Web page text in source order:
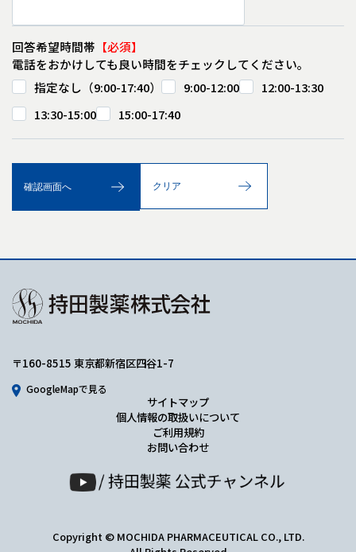
回答希望時間帯
電話をおかけしても良い時間をチェックしてください。
指定なし（9:00-17:40）
9:00-12:00
12:00-13:30
13:30-15:00
15:00-17:40
確認画面へ クリア
〒160-8515 東京都新宿区四谷1-7
GoogleMapで見る
サイトマップ
個人情報の取扱いについて
ご利用規約
お問い合わせ
Copyright © MOCHIDA PHARMACEUTICAL CO., LTD.